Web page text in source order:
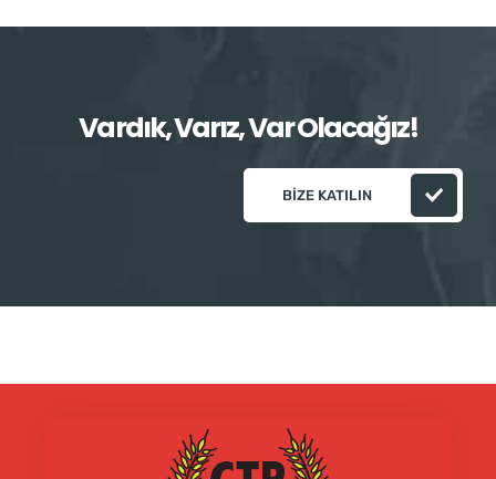
Vardık, Varız, Var Olacağız!
BIZE KATILIN